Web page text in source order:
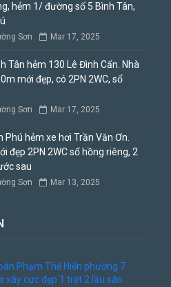
hẻm 1/ đường số 5 Bình Tân,
Sơn Mar 17, 2025
Tân hẻm 130 Lê Đình Cẩn. Nhà
mới đẹp, có 2PN 2WC, sổ
Sơn Mar 17, 2025
Phú hẻm xe hơi Trần Văn Ơn.
đẹp 2PN 2WC sổ hồng riêng, 2
sau
Sơn Mar 13, 2025
Phạm Thế Hiển phường 7
xây cực đẹp 1 trệt 2 lầu sân